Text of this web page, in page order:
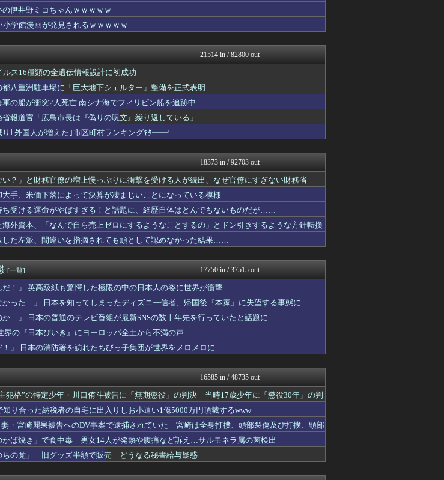
っくり結婚したい
ーカーで上場企業だが 社内格差が...
ほんわかMkⅡ
アル！『こうして見るとR...
負したん？意味わからんわ
阪神タイガースちゃんねる
コンテンツ・声優 | ラブ...
および、若年層が減少してきてる」←弱...
らコンビニアイスを食べている模様…
プリキュアのまとめ
連絡したらその家の親が来て謝ってくれ...
すまいる(^-^)ぶろぐ
で1000円渡され『外食奢るからトン...
渡る世間はキチばかり - ...
好きなの」
ことになってるって...
乃木通 乃木坂46櫻坂46...
稿キャンペーン！
ろ？大学 ニュースで見たわ」→結果w...
キニ速
構気合が入っていたｗｗｗｗｗ高級機材...
アルファルファモザイク＠ネ...
Ask Reddit まと...
…」ハン・ガインを苦しめた『あの病...
韓国ニュース反応まとめ
だらけ」
ニチカン！
ツ
お～い！お宝
艦これ速報 艦隊これくしょ...
登場wwwwwwwww
乃木坂46まとめ 乃木りん...
がーるずレポート - ガー...
るのか―中国メディア [8/7]
いいｗｗｗｗｗ
パチンコ・パチスロ.com
まぐろとにぼし
遣へ！←「迅速な対応だ！」「次の首相...
海外さんいらっしゃい 海外...
つかるｗｗｗｗ
GOSSIP速報
ストランディングすぎると話題にｗｗｗ...
相変わらずお遊戯会やってて笑う
まとめたニュース
によって決算が凄まじいことになってい...
U-1 NEWS.
ｗｗｗｗｗｗｗｗ❤
なんJミュージアム
な一言。そのたびに冷めてしまい、つい...
ボタが来春に発売！
軍事・ミリタリー速報☆彡
の血統書付き犬は時代遅れ｣とい...
がーるずレポート - ガー...
永住外国人の生活保護受給をなくす目的...
もえるあじあ(･∀･)
不思議.net - 5ch...
欲しすぎて泣く・・・・・・
VIPPER速報
マ○コを軽く擦って喘がせた結果ｗ...
えっ!?またここのサイト?
た」【ドル円75円】
mutyunのゲーム+αブ...
の伊井野ミコちゃんｗｗｗｗｗ
小学館漫画が発見されるｗｗｗｗｗ
21514 in / 82800 out
ルス16種類の全遺伝情報設計に初成功
都八重洲駐車場に「巨大地下シェルター」整備を正式表明
軍の船が衝突2人死亡 南シナ海でフィリピン船を追跡中
報道官「広島市長は『偽りの呪文』繰り返している」
り｢外国人が増えた｣市区町村ランキングｷﾀ━━!
18373 in / 92703 out
い？」と財務官僚の増上慢っぷりに衝撃を受ける人が続出、なぜ官僚にすぎない財務省
手、米価下落によって決算が凄まじいことになっている模様
ち受ける運命がやばすぎる！と話題に、経歴自体はとんでもないものだが……
外資本、「なんで自ら売上ゼロにするようなことするの」とドン引きするような方針転換
した左派、間違いを指摘されても頑として認めなかった結果……
[一覧] 17750 in / 37515 out
！」 英高級紙も驚愕した極限の中の日本人の姿に世界が衝撃
った…」 日本を知ってしまったディズニー信者、帰国後『本家』に失望する事態に
…」 日本の普通のテレビ番組が最新SNSの数十年先を行っていたと話題に
の『日本びいき』にヨーロッパ全土から不満の声
」 日本の消防署を訪れたちびっ子集団が世界をメロメロに
16585 in / 48735 out
犯格”の特定少年・川口侑斗被告に「無期懲役」の判決 当時17歳少年に「懲役30年」の判
り合った納税者の自宅に出入りしお小遣い1億5000万円頂戴するwww
妻・宮崎麗果被告へのDV事案で逮捕されていた 宮崎は全身打撲、頭部裂傷及び打撲、頸部
かば焼き」で食中毒 男女14人が発熱や腹痛など訴え…サルモネラ属の菌検出
ちの党」 旧グッズ半額で販売 どうなる秘書給与疑惑